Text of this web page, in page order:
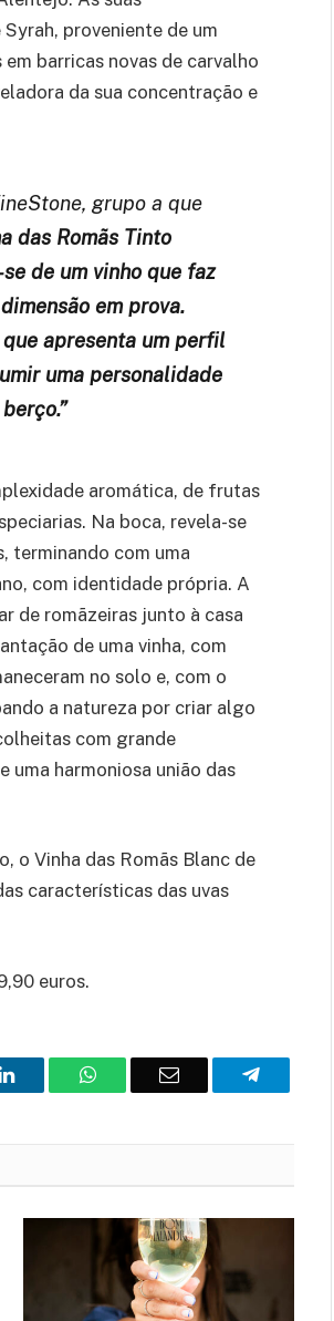
proveniente de um
barricas novas de carvalho
da sua concentração e
grupo a que
das Romãs Tinto
de um vinho que faz
em prova.
que apresenta um perfil
uma personalidade
aromática, de frutas
Na boca, revela-se
terminando com uma
com identidade própria. A
de romãzeiras junto à casa
de uma vinha, com
no solo e, com o
a natureza por criar algo
com grande
uma harmoniosa união das
o Vinha das Romãs Blanc de
características das uvas
euros.
O
WhatsAppE-
Telegrama